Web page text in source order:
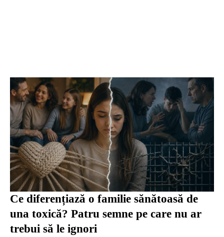
Ce diferențiază o familie sănătoasă de
una toxică? Patru semne pe care nu ar
trebui să le ignori